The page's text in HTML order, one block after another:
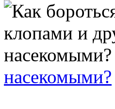
насекомыми?